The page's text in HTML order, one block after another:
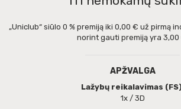
„Uniclub“ siūlo 0 % premiją iki 0,00 € už pirmą
norint gauti premiją yra 3,00
APŽVALGA
Lažybų reikalavimas
1x / 3D